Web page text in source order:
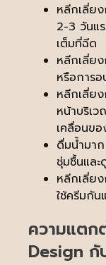
หลีกเลี่ย
2-3 วันแ
เต็มที่ฉีด
หลีกเลี่ย
หรือการ
หลีกเลี่ย
หน้าบริเ
เคลื่อนขอ
ดื่มน้ำมา
ชุ่มชื้นและ
หลีกเลี่ย
ใช้ครีมกั
ความแตก
Design กั